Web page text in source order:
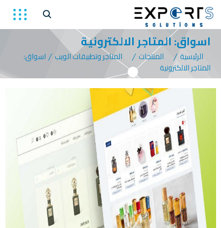
اسواق: المتاجر الالكترونية
الرئيسية المنتجات المتاجر وتطبيقات الويب اسواق:
المتاجر الالكترونية